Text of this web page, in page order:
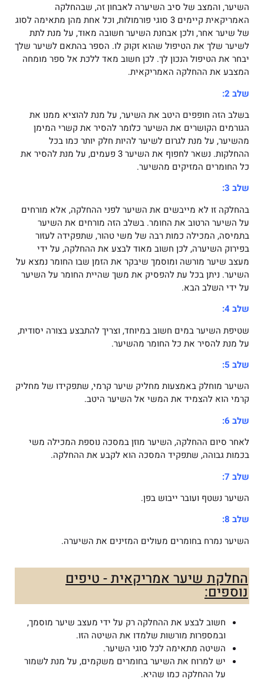
השיער, והמצב של סיב השיערה לאבחון זה, שבהחלקה
האמריקאית קיימים 3 סוגי פורמולות, וכל אחת מהן מתאימה לסוג
של שיער אחר, ולכן אבחנת השיער חשובה מאוד, על מנת לתת
לשיער שלך את הטיפול שהוא זקוק לו. הספר בהתאם לשיער שלך
יבחר את הטיפול הנכון לך. לכן חשוב מאד ללכת אל ספר מומחה
המצבע את ההחלקה האמריקאית.
שלב 2:
בשלב הזה חופפים היטב את השיער, על מנת להוציא ממנו את
הגורמים הקושרים את השיער כלומר להסיר את קשרי המימן
מהשיער, על מנת לגרום לשיער להיות חלק יותר כמו בכל
ההחלקות. נשאר לחפוף את השיער 3 פעמים, על מנת להסיר את
כל החומרים המזיקים מהשיער.
שלב 3:
בהחלקה זו לא מייבשים את השיער לפני ההחלקה, אלא מורחים
על השיער הרטוב את החומר. בשלב הזה מורחים את השיער
בתמיסה, המכילה כמות רבה של משי טהור, שתפקידה לעזור
בפירוק השיערה, לכן חשוב מאוד לבצע את ההחלקה, על ידי
מעצב שיער מורשה ומוסמך שיבקר את הזמן שבו החומר נמצא על
השיער. ניתן בכל עת להפסיק את משך שהיית החומר על השיער
על ידי השלב הבא.
שלב 4:
שטיפת השיער במים חשוב במיוחד, וצריך להתבצע בצורה יסודית,
על מנת להסיר את כל החומר מהשיער.
שלב 5:
השיער מוחלק באמצעות מחליק שיער קרמי, שתפקידו של מחליק
קרמי הוא להצמיד את המשי אל השיער היטב.
שלב 6:
לאחר סיום ההחלקה, השיער מוזן במסכה נוספת המכילה משי
בכמות גבוהה, שתפקיד המסכה הוא לקבע את ההחלקה.
שלב 7:
השיער נשטף ועובר ייבוש בפן.
שלב 8:
השיער נמרח בחומרים מעולים המזינים את השיערה.
החלקת שיער אמריקאית - טיפים
נוספים:
חשוב לבצע את ההחלקה רק על ידי מעצב שיער מוסמך,
ובמספרות מורשות שלמדו את השיטה הזו.
השיטה מתאימה לכל סוגי השיער.
יש למרוח את השיער בחומרים משקמים, על מנת לשמור
על ההחלקה כמו שהיא.